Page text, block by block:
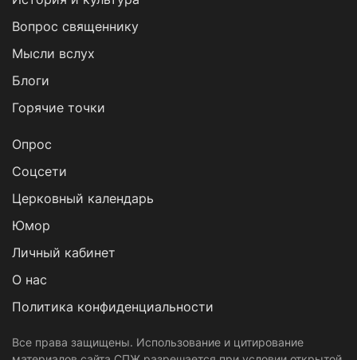
Вопрос священнику
Мысли вслух
Блоги
Горячие точки
Опрос
Cоцсети
Церковный календарь
Юмор
Личный кабинет
О нас
Политика конфиденциальности
Все права защищены. Использование и цитирование